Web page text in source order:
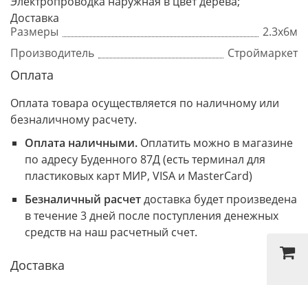
Доставка
Размеры
2.3х6м
Производитель
Строймаркет
Оплата
Оплата товара осуществляется по наличному или
безналичному расчету.
Оплата наличными. Оплатить можно в магазине
по адресу Буденного 87Д (есть терминал для
пластиковых карт МИР, VISA и MasterCard)
Безналичный расчетдоставка будет произведена
в течение 3 дней после поступления денежных
средств на наш расчетный счет.
Доставка